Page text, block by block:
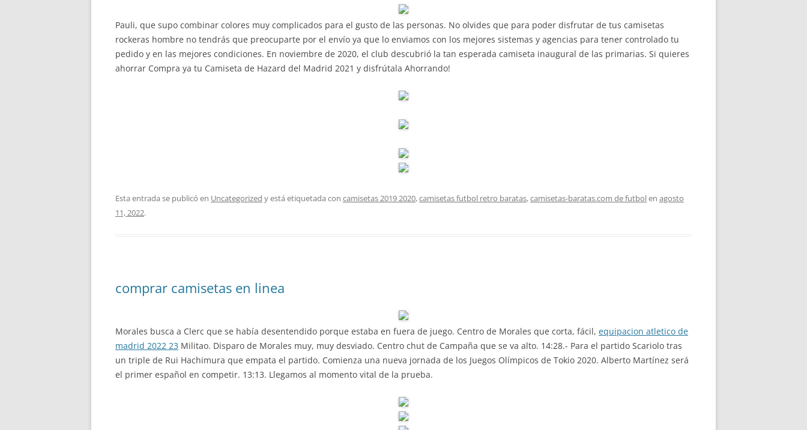
Pauli, que supo combinar colores muy complicados para el gusto de las personas. No olvides que para poder disfrutar de tus camisetas
rockeras hombre no tendrás que preocuparte por el envío ya que lo enviamos con los mejores sistemas y agencias para tener controlado tu
pedido y en las mejores condiciones. En noviembre de 2020, el club descubrió la tan esperada camiseta inaugural de las primarias. Si quieres
ahorrar Compra ya tu Camiseta de Hazard del Madrid 2021 y disfrútala Ahorrando!
Esta entrada se publicó en Uncategorized y está etiquetada con camisetas 2019 2020,camisetas futbol retro baratas,camisetas-baratas.com de futbolen agosto
11, 2022.
comprar camisetas en linea
Morales busca a Clerc que se había desentendido porque estaba en fuera de juego. Centro de Morales que corta, fácil, equipacion atletico de
madrid 2022 23 Militao. Disparo de Morales muy, muy desviado. Centro chut de Campaña que se va alto. 14:28.- Para el partido Scariolo tras
un triple de Rui Hachimura que empata el partido. Comienza una nueva jornada de los Juegos Olímpicos de Tokio 2020. Alberto Martínez será
el primer español en competir. 13:13. Llegamos al momento vital de la prueba.